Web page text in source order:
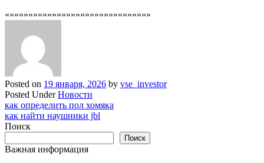
«»»»»»»»»»»»»»»»»»»»»»»»»»»»»»»
Posted on 19 января, 2026 by vse_investor
Posted UnderНовости
Навигация
по
как определить пол хомяка
как найти наушники jbl
Поиск
Поиск
Важная информация